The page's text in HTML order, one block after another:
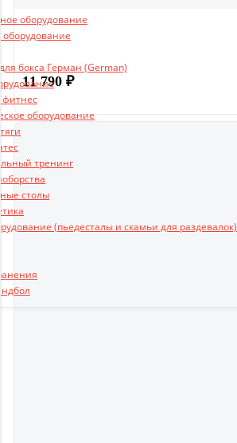
оборудование
бокса Герман (German)
фитнес
оборудование
тренинг
столы
(пьедесталы и скамьи для раздевалок)
11 790 ₽